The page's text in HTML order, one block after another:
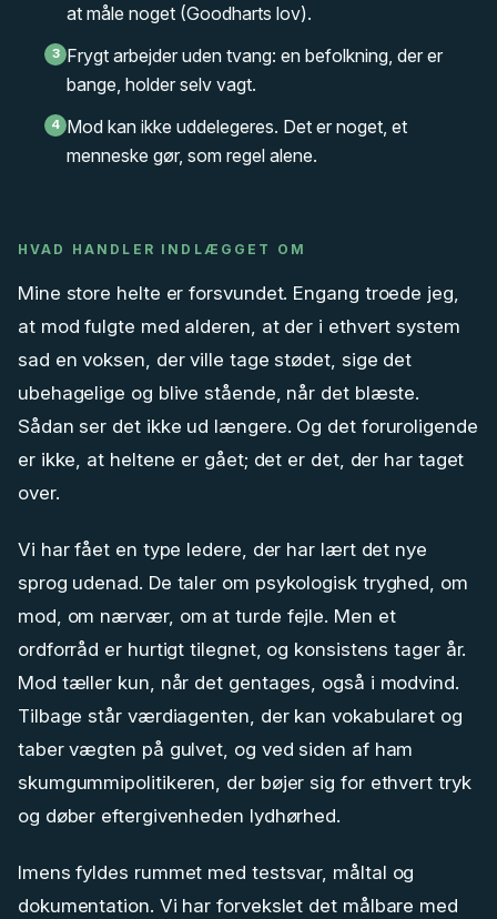
at måle noget (Goodharts lov).
3 Frygt arbejder uden tvang: en befolkning, der er
bange, holder selv vagt.
4 Mod kan ikke uddelegeres. Det er noget, et
menneske gør, som regel alene.
HVAD HANDLER INDLÆGGET OM
Mine store helte er forsvundet. Engang troede jeg,
at mod fulgte med alderen, at der i ethvert system
sad en voksen, der ville tage stødet, sige det
ubehagelige og blive stående, når det blæste.
Sådan ser det ikke ud længere. Og det foruroligende
er ikke, at heltene er gået; det er det, der har taget
over.
Vi har fået en type ledere, der har lært det nye
sprog udenad. De taler om psykologisk tryghed, om
mod, om nærvær, om at turde fejle. Men et
ordforråd er hurtigt tilegnet, og konsistens tager år.
Mod tæller kun, når det gentages, også i modvind.
Tilbage står værdiagenten, der kan vokabularet og
taber vægten på gulvet, og ved siden af ham
skumgummipolitikeren, der bøjer sig for ethvert tryk
og døber eftergivenheden lydhørhed.
Imens fyldes rummet med testsvar, måltal og
dokumentation. Vi har forvekslet det målbare med